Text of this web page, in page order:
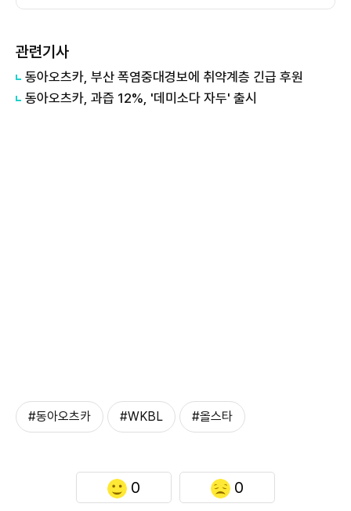
관련기사
동아오츠카, 부산 폭염중대경보에 취약계층 긴급 후원
동아오츠카, 과즙 12%, '데미소다 자두' 출시
#동아오츠카 #WKBL #올스타
0 0